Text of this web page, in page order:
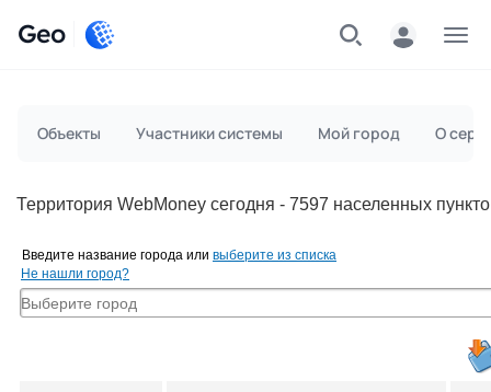
Geo
Объекты Участники системы Мой город О
Территория WebMoney сегодня - 7597 населенных
Введите название города или выберите из списка
Не нашли город?